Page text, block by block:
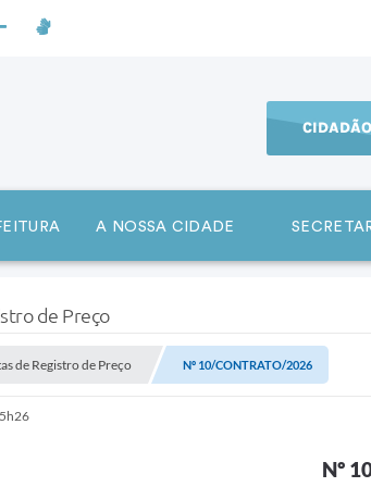
CIDADÃO
A NOSSA CIDADE
de Preço
de Registro de Preço Nº 10/CONTRATO/2026
Nº